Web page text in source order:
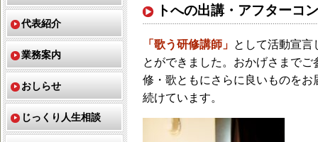
トへの出講・アフターコ
「歌う研修講師」 として活動宣言
とができました。おかげさまで
修・歌ともにさらに良いものを
続けています。
代表紹介
業務案内
おしらせ
じっくり人生相談